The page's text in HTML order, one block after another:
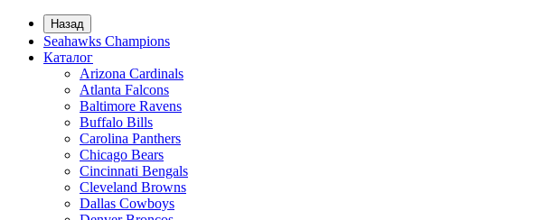
Назад
Seahawks Champions
Каталог
Arizona Cardinals
Atlanta Falcons
Baltimore Ravens
Buffalo Bills
Carolina Panthers
Chicago Bears
Cincinnati Bengals
Cleveland Browns
Dallas Cowboys